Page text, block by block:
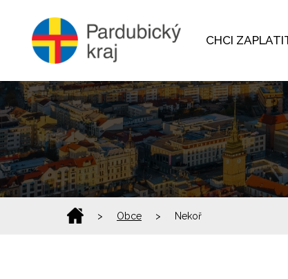
CHCI
> Obce > Nekoř